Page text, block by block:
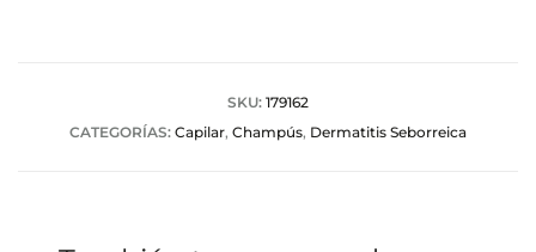
SKU: 179162
CATEGORÍAS: Capilar, Champús, Dermatitis Seborreica